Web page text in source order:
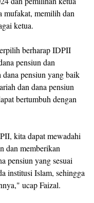
mufakat, memilih dan
ketua.
berharap IDPII
pensiun dan
pensiun yang baik
dan dana pensiun
bertumbuh dengan
kita dapat mewadahi
dan memberikan
pensiun yang sesuai
institusi Islam, sehingga
ucap Faizal.